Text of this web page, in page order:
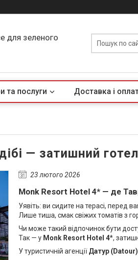
для зеленого
та послуги Доставка і
— затишний
23 лютого 2026
Monk Resort Hotel 4* — де
Уявіть: ви сидите на терасі, перед
Лише тиша, смак свіжих томатів з
Чи може такий відпочинок бути
Так — у Monk Resort Hotel 4*,
У туристичній агенції Датур (Datour)